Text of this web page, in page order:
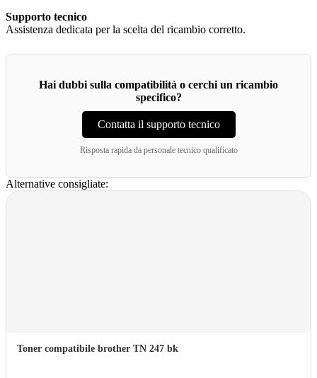
Supporto tecnico
Assistenza dedicata per la scelta del ricambio corretto.
Hai dubbi sulla compatibilità o cerchi un ricambio
specifico?
Contatta il supporto tecnico
Risposta rapida da personale tecnico qualificato
Alternative consigliate:
Toner compatibile brother TN 247 bk